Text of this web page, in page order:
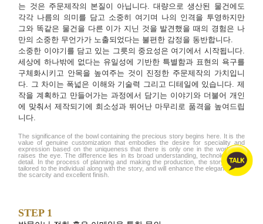
는 것은 주문제작의 본질이 아닙니다. 대량으로 생산된 물건에도
각각 나름의 의미를 담고 소중히 여기며 나의 인격을 투영하지만
그와 똑같은 물건을 다른 이가 지닌 것을 발견했을 때의 경험은 나
만의 소중한 무언가가 노출되었다는 불편한 감정을 동반합니다.
소중한 이야기를 담고 있는 그릇의 중요성은 여기에서 시작됩니다.
세상에 하나밖에 없다는 유일성에 기반한 특별함과 표현의 욕구를
구체화시키고 안목을 높여주는 것이 진정한 주문제작의 가치입니
다. 그 차이는 폭넓은 이해와 기술력 그리고 디테일에 있습니다. 제
작을 계획하고 만들어가는 과정에서 담기는 이야기와 더불어 개인
에 맞춰서 제작되기에 희소성과 뛰어난 마무리로 품격을 높여드립
니다.
The significance of the bowl containing the precious story begins here. It is the
value of genuine customization that embodies the desire for speciality and
expression based on the uniqueness that there is only one in the world and
raises the eye. The difference lies in its broad understanding, technology and
detail. In the process of planning and making the production, the story will be
tailored to the individual along with the story, and will enhance the elegance with
the scarcity and excellent finish.
STEP 1